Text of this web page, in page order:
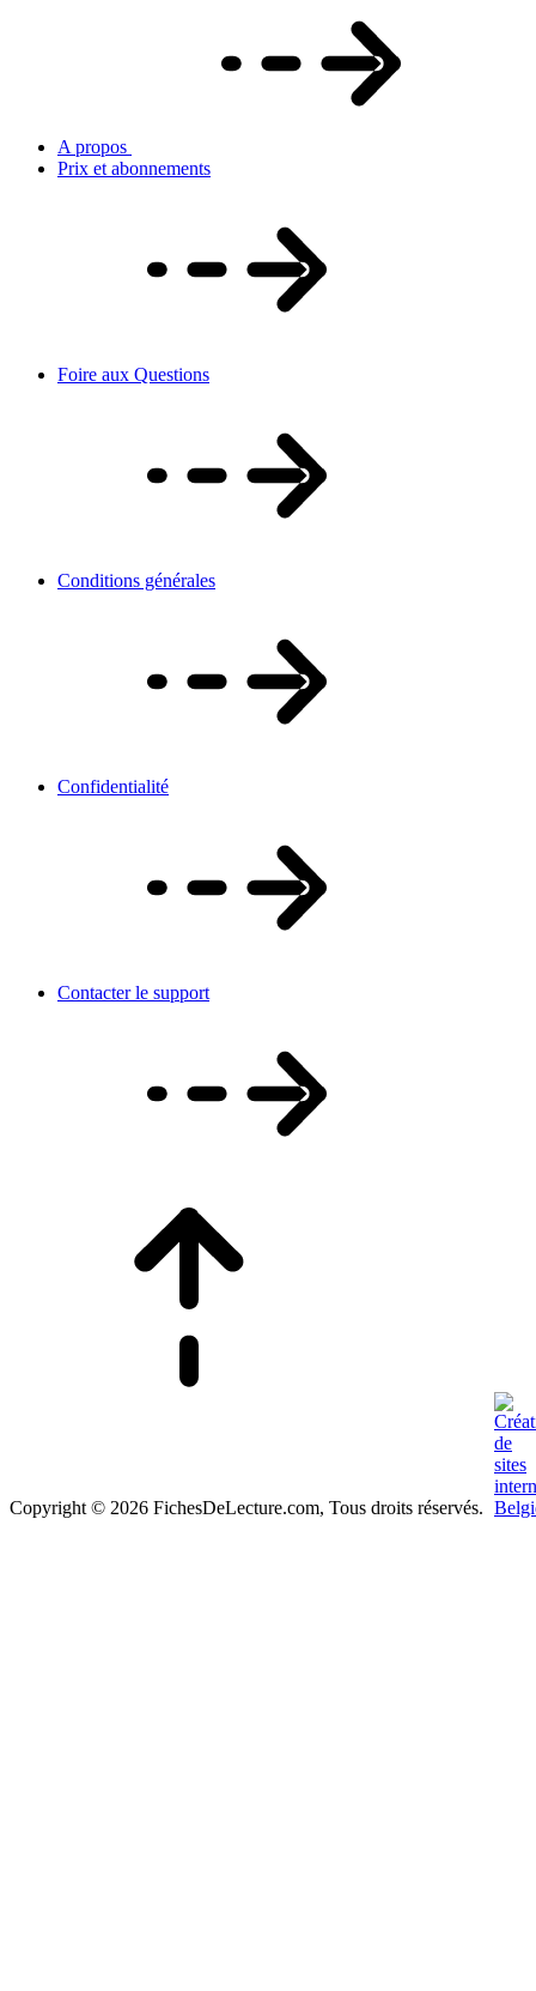
A propos
Prix et abonnements
Foire aux Questions
Conditions générales
Confidentialité
Contacter le support
Copyright © 2026 FichesDeLecture.com, Tous droits réservés.